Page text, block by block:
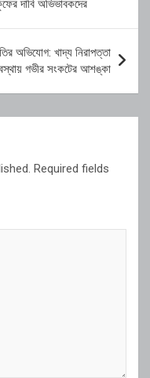
দাবি অভিভাবকদের
অভিযোগ: খাদ্য নিরাপত্তা
গভীর সংকটের আশঙ্কা
Required fields